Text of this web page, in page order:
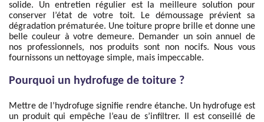
solide. Un entretien régulier est la meilleure solution pour
conserver l’état de votre toit. Le démoussage prévient sa
dégradation prématurée. Une toiture propre brille et donne une
belle couleur à votre demeure. Demander un soin annuel de
nos professionnels, nos produits sont non nocifs. Nous vous
fournissons un nettoyage simple, mais impeccable.
Pourquoi un hydrofuge de toiture ?
Mettre de l’hydrofuge signifie rendre étanche. Un hydrofuge est
un produit qui empêche l’eau de s’infiltrer. Il est conseillé de